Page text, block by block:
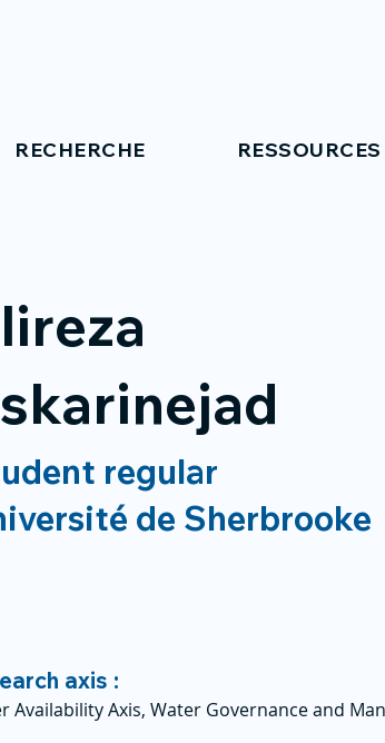
RECHERCHE RESSOURCES
regular
de Sherbrooke
axis :
Availability Axis, Water Governance and